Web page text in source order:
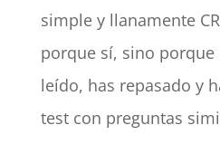
simple y llanamente
porque sí, sino porque
leído, has repasado y
test con preguntas